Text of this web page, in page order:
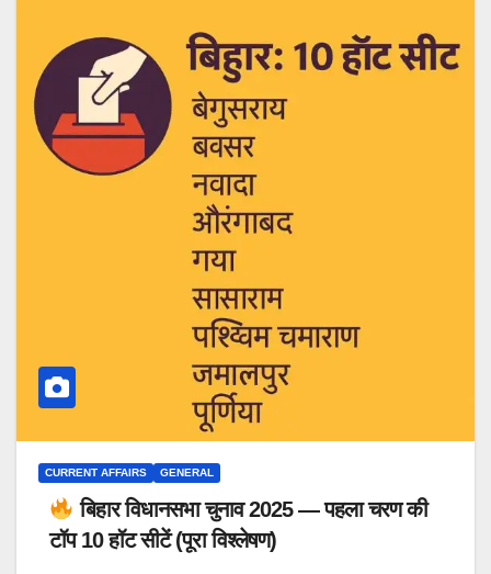
CURRENT AFFAIRS GENERAL
बिहार विधानसभा चुनाव 2025 — पहला चरण की
टॉप 10 हॉट सीटें (पूरा विश्लेषण)